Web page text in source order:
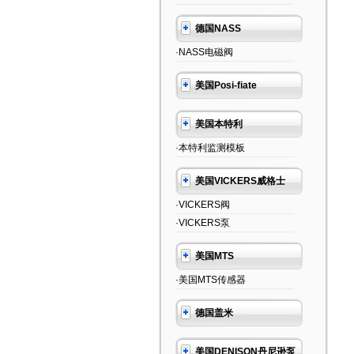
德国NASS
·NASS电磁阀
美国Posi-fiate
美国本特利
·本特利监测模板
美国VICKERS威格士
·VICKERS阀
·VICKERS泵
美国MTS
·美国MTS传感器
德国盖米
美国DENISON丹尼逊泵